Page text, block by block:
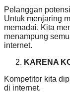
Pelanggan
Untuk menjaring
memadai. Kita
menampung
internet.
KARENA
Kompetitor kita
di internet.